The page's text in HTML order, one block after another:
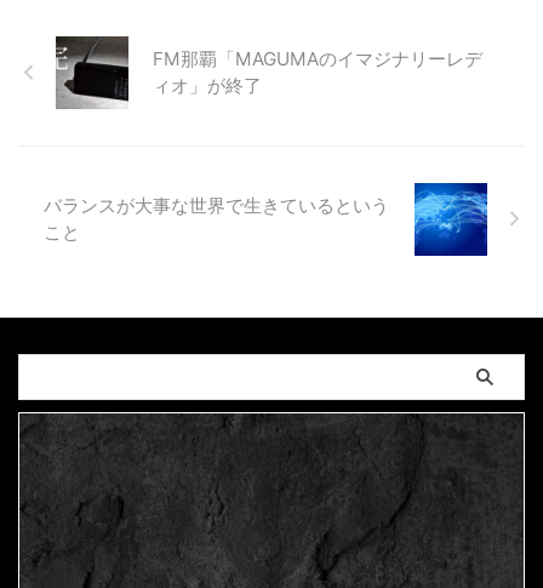
FM那覇「MAGUMAのイマジナリーレデ
ィオ」が終了
バランスが大事な世界で生きているという
こと